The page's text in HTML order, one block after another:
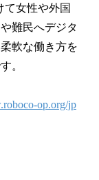
て女性や外国
難民へデジタ
軟な働き方を
。
op.org/jp